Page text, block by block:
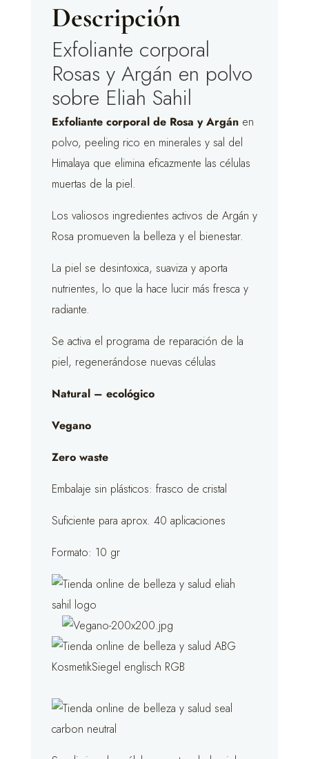
polvo
sobre
cantidad
Descripción
Exfoliante corporal
Rosas y Argán en polvo
sobre Eliah Sahil
Exfoliante corporal de Rosa y Argán en
polvo, peeling rico en minerales y sal del
Himalaya que elimina eficazmente las células
muertas de la piel.
Los valiosos ingredientes activos de Argán y
Rosa promueven la belleza y el bienestar.
La piel se desintoxica, suaviza y aporta
nutrientes, lo que la hace lucir más fresca y
radiante.
Se activa el programa de reparación de la
piel, regenerándose nuevas células
Natural – ecológico
Vegano
Zero waste
Embalaje sin plásticos: frasco de cristal
Suficiente para aprox. 40 aplicaciones
Formato: 10 gr